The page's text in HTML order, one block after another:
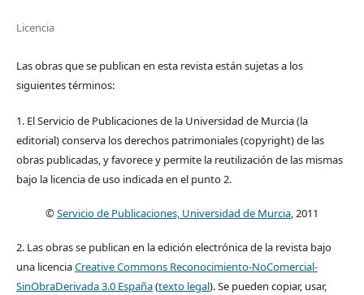
Licencia
Las obras que se publican en esta revista están sujetas a los
siguientes términos:
1. El Servicio de Publicaciones de la Universidad de Murcia (la
editorial) conserva los derechos patrimoniales (copyright) de las
obras publicadas, y favorece y permite la reutilización de las mismas
bajo la licencia de uso indicada en el punto 2.
©Servicio de Publicaciones, Universidad de Murcia, 2011
2. Las obras se publican en la edición electrónica de la revista bajo
una licenciaCreative Commons Reconocimiento-NoComercial-
SinObraDerivada 3.0 España(texto legal). Se pueden copiar, usar,